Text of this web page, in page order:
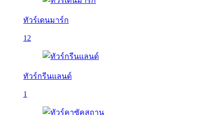
ทัวร์เดนมาร์ก
12
ทัวร์กรีนแลนด์
1